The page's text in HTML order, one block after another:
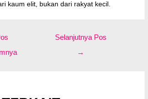
kaum elit, bukan dari rakyat kecil.
Selanjutnya Pos
→